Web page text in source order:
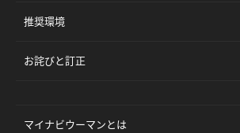
推奨環境
お詫びと訂正
マイナビウーマンとは